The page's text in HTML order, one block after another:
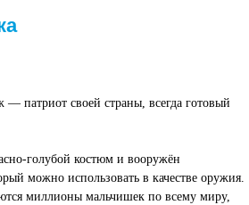
— патриот своей страны, всегда готовый
голубой костюм и вооружён
можно использовать в качестве оружия.
миллионы мальчишек по всему миру,